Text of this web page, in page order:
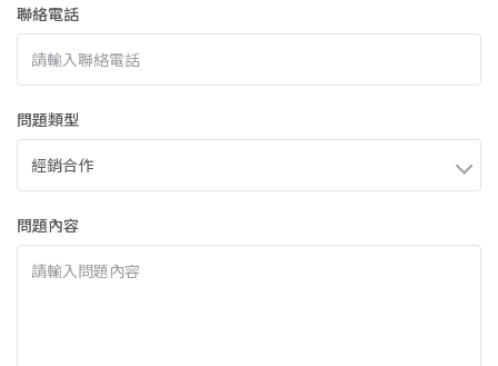
聯絡電話
問題類型
問題內容